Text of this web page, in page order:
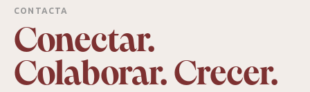
CONTACTA
Conectar.
Colaborar. Crecer.